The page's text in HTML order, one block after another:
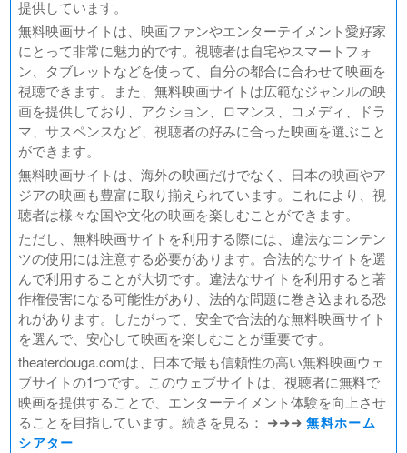
提供しています。
無料映画サイトは、映画ファンやエンターテイメント愛好家
にとって非常に魅力的です。視聴者は自宅やスマートフォ
ン、タブレットなどを使って、自分の都合に合わせて映画を
視聴できます。また、無料映画サイトは広範なジャンルの映
画を提供しており、アクション、ロマンス、コメディ、ドラ
マ、サスペンスなど、視聴者の好みに合った映画を選ぶこと
ができます。
無料映画サイトは、海外の映画だけでなく、日本の映画やア
ジアの映画も豊富に取り揃えられています。これにより、視
聴者は様々な国や文化の映画を楽しむことができます。
ただし、無料映画サイトを利用する際には、違法なコンテン
ツの使用には注意する必要があります。合法的なサイトを選
んで利用することが大切です。違法なサイトを利用すると著
作権侵害になる可能性があり、法的な問題に巻き込まれる恐
れがあります。したがって、安全で合法的な無料映画サイト
を選んで、安心して映画を楽しむことが重要です。
theaterdouga.comは、日本で最も信頼性の高い無料映画ウェ
ブサイトの1つです。このウェブサイトは、視聴者に無料で
映画を提供することで、エンターテイメント体験を向上させ
ることを目指しています。続きを見る： ➜➜➜無料ホーム
シアター